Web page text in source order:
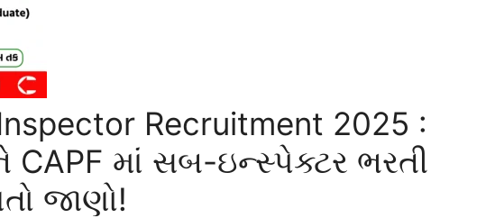
Recruitment 2025 :
CAPF માં સબ-ઇન્સ્પેક્ટર ભરતી
જાણો!